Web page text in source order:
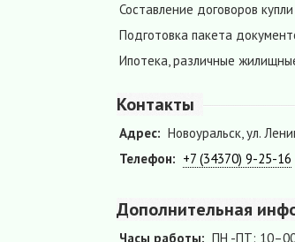
Составление договоров
Подготовка пакета
Ипотека, различные
Контакты
Адрес: Новоуральск, ул.
Телефон: +7 (34370) 9-25-16
Дополнительная
Часы работы: ПН -ПТ: